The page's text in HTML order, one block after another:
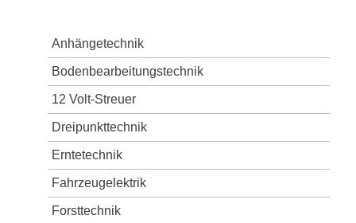
Anhängetechnik
Bodenbearbeitungstechnik
12 Volt-Streuer
Dreipunkttechnik
Erntetechnik
Fahrzeugelektrik
Forsttechnik